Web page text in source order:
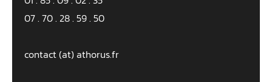
07 . 70 . 28 . 59 . 50
contact (at) athorus.fr